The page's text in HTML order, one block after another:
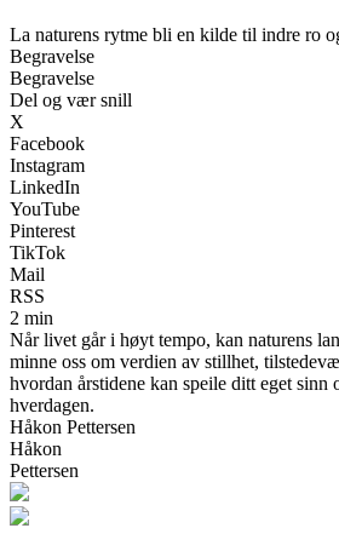
La naturens rytme bli en kilde til indre ro
Begravelse
Begravelse
Del og vær snill
X
Facebook
Instagram
LinkedIn
YouTube
Pinterest
TikTok
Mail
RSS
2 min
Når livet går i høyt tempo, kan naturens
minne oss om verdien av stillhet,
hvordan årstidene kan speile ditt eget sinn
hverdagen.
Håkon Pettersen
Håkon
Pettersen